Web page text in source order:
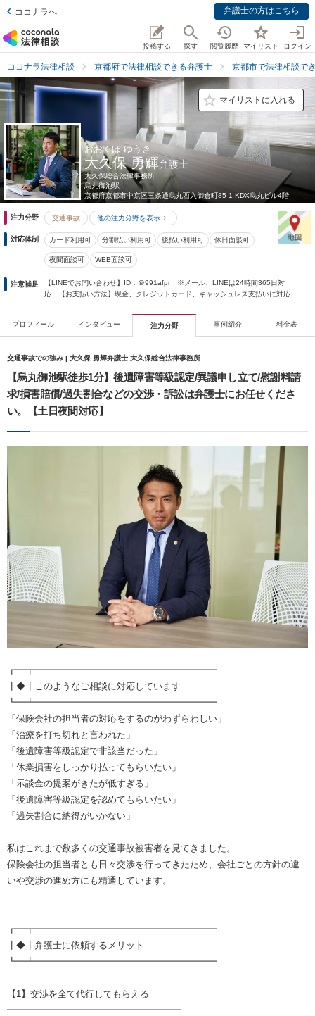
ココナラへ 弁護士の方はこちら
投稿する 探す 閲覧履歴 マイリスト ログイン
ココナラ法律相談 京都府で法律相談できる弁護士 京都市で法律相談で
マイリストに入れる
おおくぼ ゆうき
大久保 勇輝弁護士
大久保総合法律事務所
烏丸御池駅
京都府京都市中京区三条通烏丸西入御倉町85-1 KDX烏丸ビル4階
注力分野 交通事故 他の注力分野を表示
対応体制 カード利用可 分割払い利用可 後払い利用可 休日面談可
夜間面談可 WEB面談可
注意補足
【LINEでお問い合わせ】ID：＠991afpr ※メール、LINEは24時間365日対
応 【お支払い方法】現金、クレジットカード、キャッシュレス支払いに対応
プロフィール インタビュー 注力分野 事例紹介 料金表
交通事故での強み | 大久保 勇輝弁護士 大久保総合法律事務所
【烏丸御池駅徒歩1分】後遺障害等級認定/異議申し立て/慰謝料請
求/損害賠償/過失割合などの交渉・訴訟は弁護士にお任せくださ
い。【土日夜間対応】
┏━┳━━━━━━━━━━━━━━━━━━━━
┃◆┃このようなご相談に対応しています
┗━┻━━━━━━━━━━━━━━━━━━━━
「保険会社の担当者の対応をするのがわずらわしい」
「治療を打ち切れと言われた」
「後遺障害等級認定で非該当だった」
「休業損害をしっかり払ってもらいたい」
「示談金の提案がきたが低すぎる」
「後遺障害等級認定を認めてもらいたい」
「過失割合に納得がいかない」
私はこれまで数多くの交通事故被害者を見てきました。
保険会社の担当者とも日々交渉を行ってきたため、会社ごとの方針の違
いや交渉の進め方にも精通しています。
┏━┳━━━━━━━━━━━━━━━━━━━━
┃◆┃弁護士に依頼するメリット
┗━┻━━━━━━━━━━━━━━━━━━━━
【1】交渉を全て代行してもらえる
━━━━━━━━━━━━━━━━━━━